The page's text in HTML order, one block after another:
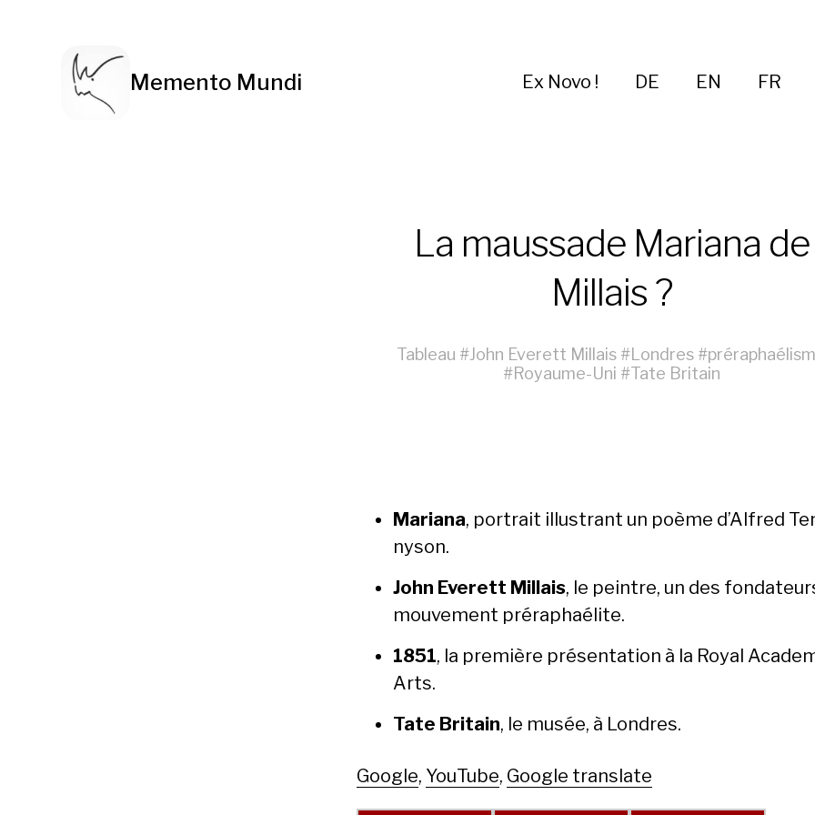
Memento Mundi Ex Novo ! DE EN FR
La maussade Mariana de
Millais ?
Tableau #John Everett Millais # Londres #
#Royaume-Uni #Tate Britain
Mar­i­ana, por­trait illus­trant un poème d’Al­fred
nyson.
John Everett Mil­lais, le pein­tre, un des
mou­ve­ment préraphaélite.
1851, la pre­mière présen­ta­tion à la Roy­al
Arts.
Tate Britain, le musée, à Lon­dres.
Google, YouTube, Google translate